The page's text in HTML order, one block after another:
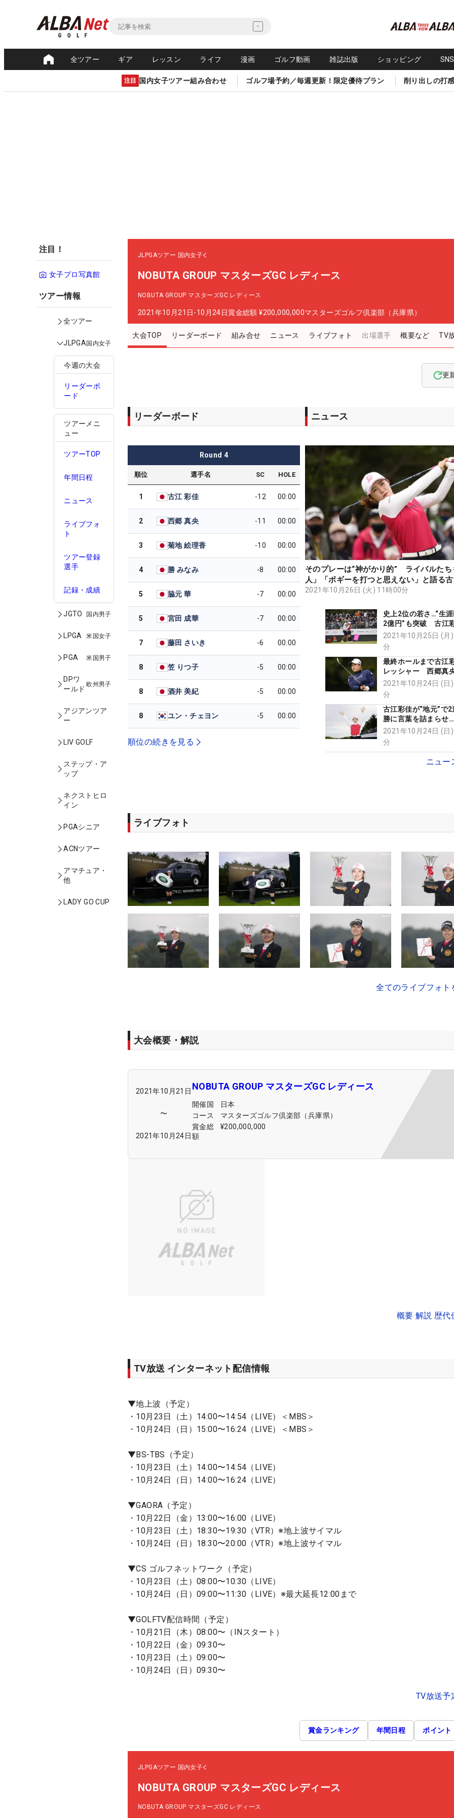
全ツアー ギア レッスン ライフ 漫画 ゴルフ動画 雑誌出版 ショッピング
注目 国内女子ツアー組み合わせ ゴルフ場予約／毎週更新！限定優待プラン 削り出しの打
注目！
女子プロ写真館
ツアー情報
全ツアー
JLPGA国内女子
今週の大会
リーダーボ
ード
ツアーメニ
ュー
ツアーTOP
年間日程
ニュース
ライブフォ
ト
ツアー登録
選手
記録・成績
JGTO 国内男子
LPGA 米国女子
PGA 米国男子
DPワ
ールド
欧州男子
アジアンツア
ー
LIV GOLF
ステップ・ア
ップ
ネクストヒロ
イン
PGAシニア
ACNツアー
アマチュア・
他
LADY GO CUP
JLPGAツアー 国内女子
NOBUTA GROUP マスターズGC レディース
NOBUTA GROUP マスターズGC レディース
2021年10月21日-10月24日賞金総額 ¥200,000,000マスターズゴルフ倶楽部（兵庫県）
大会TOP リーダーボード 組み合せ ニュース ライブフォト 出場選手 概要など TV
更
リーダーボード
Round 4
順位 選手名 SC HOLE
1 古江 彩佳 -12 00:00
2 西郷 真央 -11 00:00
3 菊地 絵理香 -10 00:00
4 勝 みなみ -8 00:00
5 脇元 華 -7 00:00
5 宮田 成華 -7 00:00
7 藤田 さいき -6 00:00
8 笠 りつ子 -5 00:00
8 酒井 美紀 -5 00:00
8 ユン・チェヨン -5 00:00
順位の続きを見る
ニュース
そのプレーは“神がかり的” ライバルたち
人」「ボギーを打つと思えない」と語る
の強さの理由を見た【辻にぃ見聞】
2021年10月26日 (火) 11時00分
史上2位の若さ…“生
2億円”も突破 古江
元で成し遂げた2週
2021年10月25日 (月
分
最終ホールまで古江
レッシャー 西郷真
敢に攻めて」今季6
フィニッシュ
2021年10月24日 (日
分
古江彩佳が“地元”で
勝に言葉を詰まらせ
ニアのころ見に来て
で勝ててうれしい」
2021年10月24日 (日
分
ニュー
ライブフォト
全てのライブフォト
大会概要・解説
2021年10月21日
〜
2021年10月24日
NOBUTA GROUP マスターズGC レディース
開催国
日本
コース
マスターズゴルフ倶楽部（兵庫県）
賞金総
額
¥200,000,000
概要 解説 歴代
TV放送 インターネット配信情報
▼地上波（予定）
・10月23日（土）14:00〜14:54（LIVE）＜MBS＞
・10月24日（日）15:00〜16:24（LIVE）＜MBS＞
▼BS-TBS（予定）
・10月23日（土）14:00〜14:54（LIVE）
・10月24日（日）14:00〜16:24（LIVE）
▼GAORA（予定）
・10月22日（金）13:00〜16:00（LIVE）
・10月23日（土）18:30〜19:30（VTR）※地上波サイマル
・10月24日（日）18:30〜20:00（VTR）※地上波サイマル
▼CS ゴルフネットワーク（予定）
・10月23日（土）08:00〜10:30（LIVE）
・10月24日（日）09:00〜11:30（LIVE）※最大延長12:00まで
▼GOLFTV配信時間（予定）
・10月21日（木）08:00〜（INスタート）
・10月22日（金）09:30〜
・10月23日（土）09:00〜
・10月24日（日）09:30〜
TV放送予
賞金ランキング 年間日程 ポイント
JLPGAツアー 国内女子
NOBUTA GROUP マスターズGC レディース
NOBUTA GROUP マスターズGC レディース